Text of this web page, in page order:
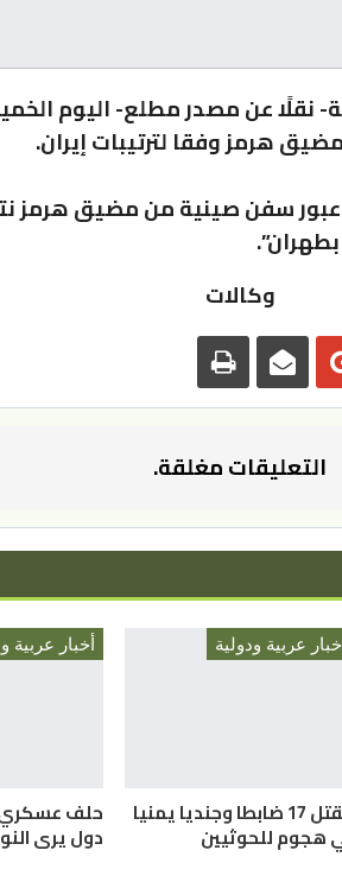
نقلًا عن مصدر مطلع- اليوم
هرمز وفقا لترتيبات إيران.
سفن صينية من مضيق هرمز
وكالات
التعليقات مغلقة.
عربية ودولية
مقتل 17 ضابطا وجنديا يمنيا
هجوم للحوثيين
أخبار عربية
دول يرى